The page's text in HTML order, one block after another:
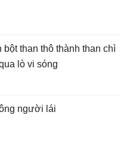
bột than thô thành than chì
lò vi sóng
người lái